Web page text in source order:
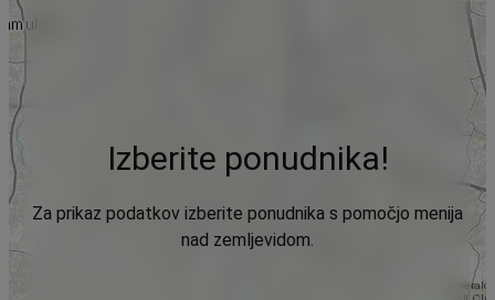
Izberite ponudnika!
Za prikaz podatkov izberite ponudnika s pomočjo menija
nad zemljevidom.